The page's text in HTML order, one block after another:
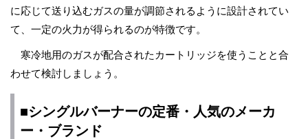
に応じて送り込むガスの量が調節されるように設計されてい
て、一定の火力が得られるのが特徴です。
寒冷地用のガスが配合されたカートリッジを使うことと合
わせて検討しましょう。
■シングルバーナーの定番・人気のメーカ
ー・ブランド